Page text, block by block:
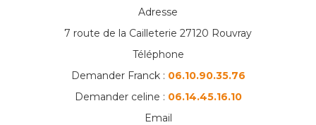
Adresse
7 route de la Cailleterie 27120 Rouvray
Téléphone
Demander Franck : 06.10.90.35.76
Demander celine : 06.14.45.16.10
Email